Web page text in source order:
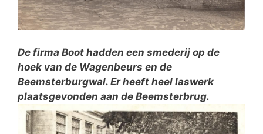
De firma Boot hadden een smederij op de
hoek van de Wagenbeurs en de
Beemsterburgwal. Er heeft heel laswerk
plaatsgevonden aan de Beemsterbrug.